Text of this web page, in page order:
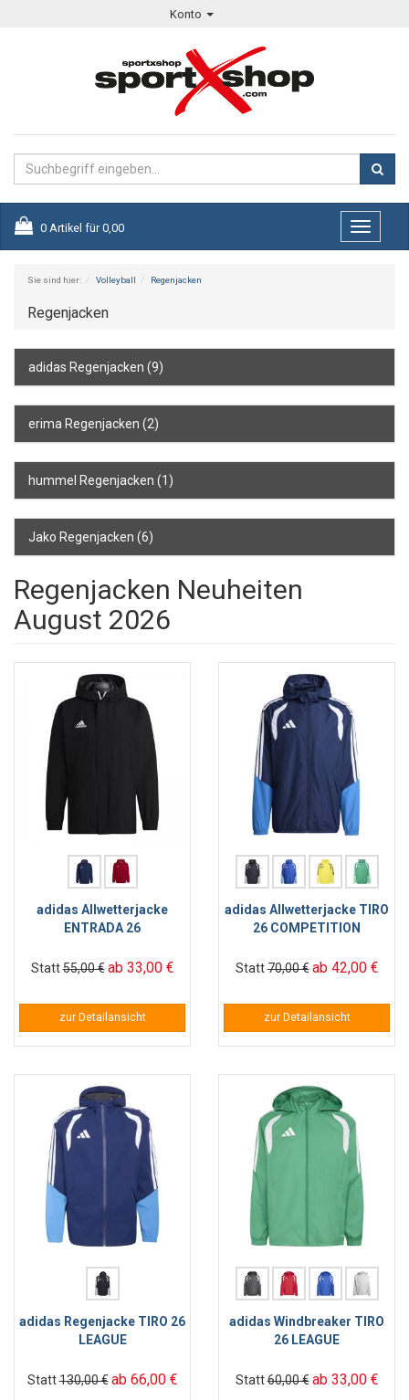
Konto
0 Artikel für 0,00
Toggle
Sie sind hier: Volleyball Regenjacken
Regenjacken
adidas Regenjacken (9)
erima Regenjacken (2)
hummel Regenjacken (1)
Jako Regenjacken (6)
Regenjacken Neuheiten
August 2026
adidas Allwetterjacke
ENTRADA 26
Statt55,00 € ab 33,00 €
zur Detailansicht
adidas Allwetterjacke TIRO
26 COMPETITION
Statt70,00 € ab 42,00 €
zur Detailansicht
adidas Regenjacke TIRO 26
LEAGUE
Statt130,00 € ab 66,00 €
adidas Windbreaker TIRO
26 LEAGUE
Statt60,00 € ab 33,00 €